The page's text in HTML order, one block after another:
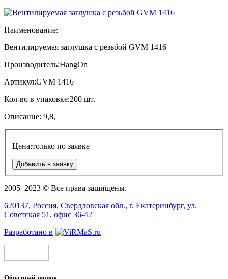
Наименование:
Вентилируемая заглушка с резьбой GVM 1416
Производитель:HangOn
Артикул:GVM 1416
Кол-во в упаковке:200 шт.
Описание: 9,8,
Цена:только по заявке
Добавить в заявку
2005–2023 © Все права защищены.
620137, Россия, Свердловская обл., г. Екатеринбург, ул.
Советская 51, офис 36-42
Разработано в